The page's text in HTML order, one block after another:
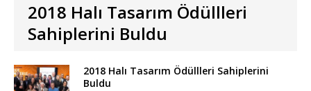
2018 Halı Tasarım Ödüllleri
Sahiplerini Buldu
2018 Halı Tasarım Ödüllleri Sahiplerini
Buldu